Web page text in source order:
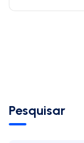
Pesquisar